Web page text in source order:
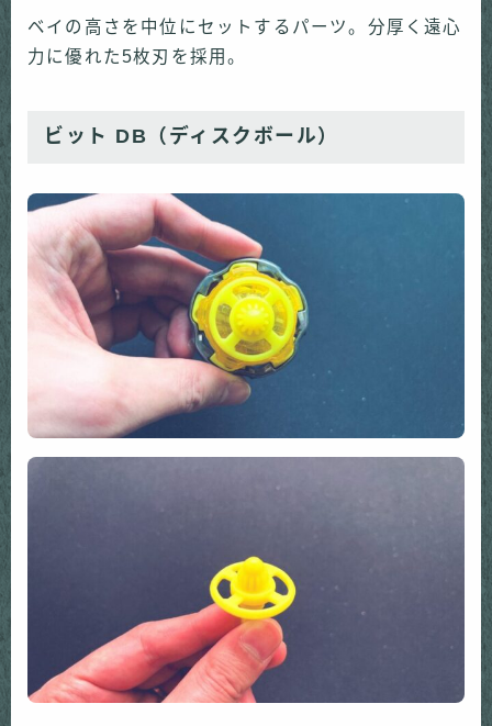
ベイの高さを中位にセットするパーツ。分厚く遠心
力に優れた5枚刃を採用。
ビット DB（ディスクボール）